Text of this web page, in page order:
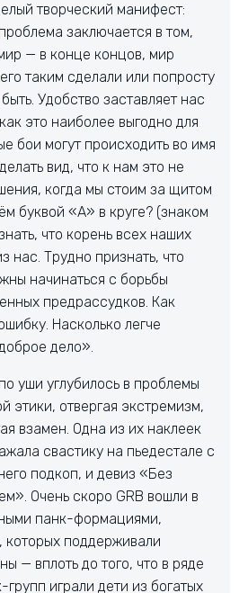
творческий манифест:
заключается в том,
— в конце концов, мир
таким сделали или попросту
Удобство заставляет нас
это наиболее выгодно для
бои могут происходить во имя
вид, что к нам это не
когда мы стоим за щитом
буквой «А» в круге? (знаком
что корень всех наших
нас. Трудно признать, что
начинаться с борьбы
предрассудков. Как
Насколько легче
дело».
уши углубилось в проблемы
этики, отвергая экстремизм,
взамен. Одна из их наклеек
свастику на пьедестале с
подкоп, и девиз «Без
Очень скоро GRB вошли в
панк-формациями,
поддерживали
— вплоть до того, что в ряде
играли дети из богатых